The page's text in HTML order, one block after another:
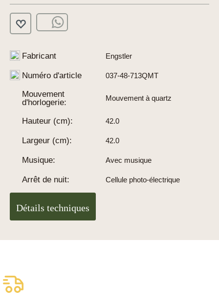
Fabricant Engstler
Numéro d'article 037-48-713QMT
Mouvement
d'horlogerie:
Mouvement à quartz
Hauteur (cm): 42.0
Largeur (cm): 42.0
Musique: Avec musique
Arrêt de nuit: Cellule photo-électrique
Détails techniques